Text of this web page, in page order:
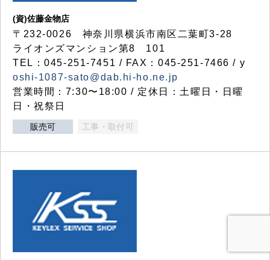
(資)佐藤金物店
〒232-0026 神奈川県横浜市南区二葉町3-28
ライオンズマンション第8 101
TEL：045-251-7451 / FAX：045-251-7466 / y
oshi-1087-sato@dab.hi-ho.ne.jp
営業時間：7:30〜18:00 / 定休日：土曜日・日曜
日・祝祭日
販売可 工事・取付可